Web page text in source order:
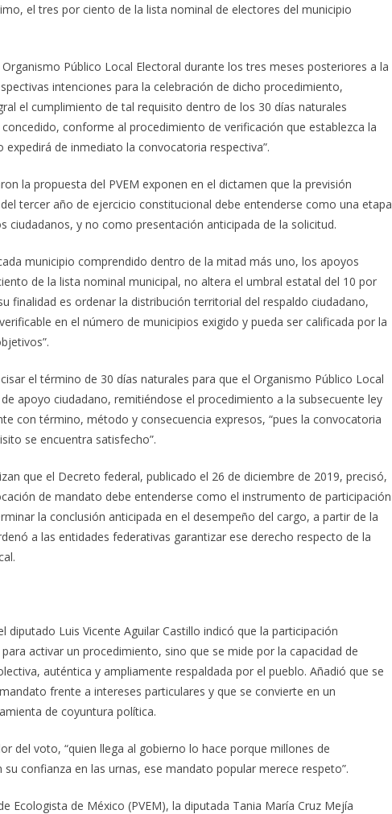
el tres por ciento de la lista nominal de electores del municipio
Público Local Electoral durante los tres meses posteriores a la
intenciones para la celebración de dicho procedimiento,
el cumplimiento de tal requisito dentro de los 30 días naturales
conforme al procedimiento de verificación que establezca la
de inmediato la convocatoria respectiva”.
la propuesta del PVEM exponen en el dictamen que la previsión
tercer año de ejercicio constitucional debe entenderse como una etapa
ciudadanos, y no como presentación anticipada de la solicitud.
municipio comprendido dentro de la mitad más uno, los apoyos
de la lista nominal municipal, no altera el umbral estatal del 10 por
finalidad es ordenar la distribución territorial del respaldo ciudadano,
en el número de municipios exigido y pueda ser calificada por la
el término de 30 días naturales para que el Organismo Público Local
apoyo ciudadano, remitiéndose el procedimiento a la subsecuente ley
con término, método y consecuencia expresos, “pues la convocatoria
se encuentra satisfecho”.
que el Decreto federal, publicado el 26 de diciembre de 2019, precisó,
de mandato debe entenderse como el instrumento de participación
la conclusión anticipada en el desempeño del cargo, a partir de la
a las entidades federativas garantizar ese derecho respecto de la
diputado Luis Vicente Aguilar Castillo indicó que la participación
activar un procedimiento, sino que se mide por la capacidad de
auténtica y ampliamente respaldada por el pueblo. Añadió que se
frente a intereses particulares y que se convierte en un
de coyuntura política.
del voto, “quien llega al gobierno lo hace porque millones de
confianza en las urnas, ese mandato popular merece respeto”.
Ecologista de México (PVEM), la diputada Tania María Cruz Mejía